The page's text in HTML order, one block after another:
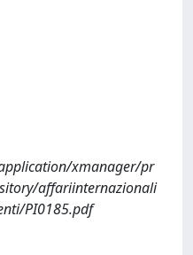
xmanager/pr
affariinternazionali
PI0185.pdf